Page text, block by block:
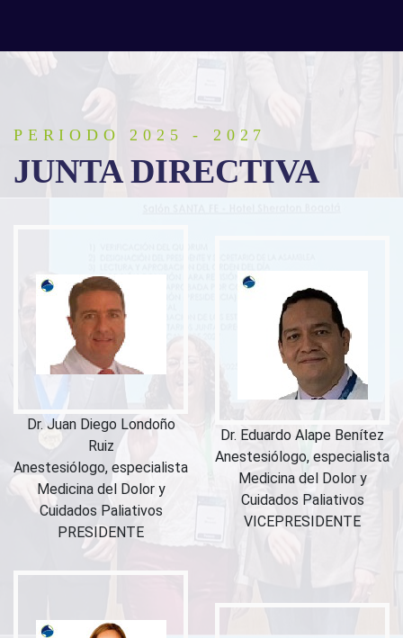
PERIODO 2025 - 2027
JUNTA DIRECTIVA
Dr. Juan Diego Londoño
Ruiz
Anestesiólogo, especialista
Medicina del Dolor y
Cuidados Paliativos
PRESIDENTE
Dr. Eduardo Alape Benítez
Anestesiólogo, especialista
Medicina del Dolor y
Cuidados Paliativos
VICEPRESIDENTE